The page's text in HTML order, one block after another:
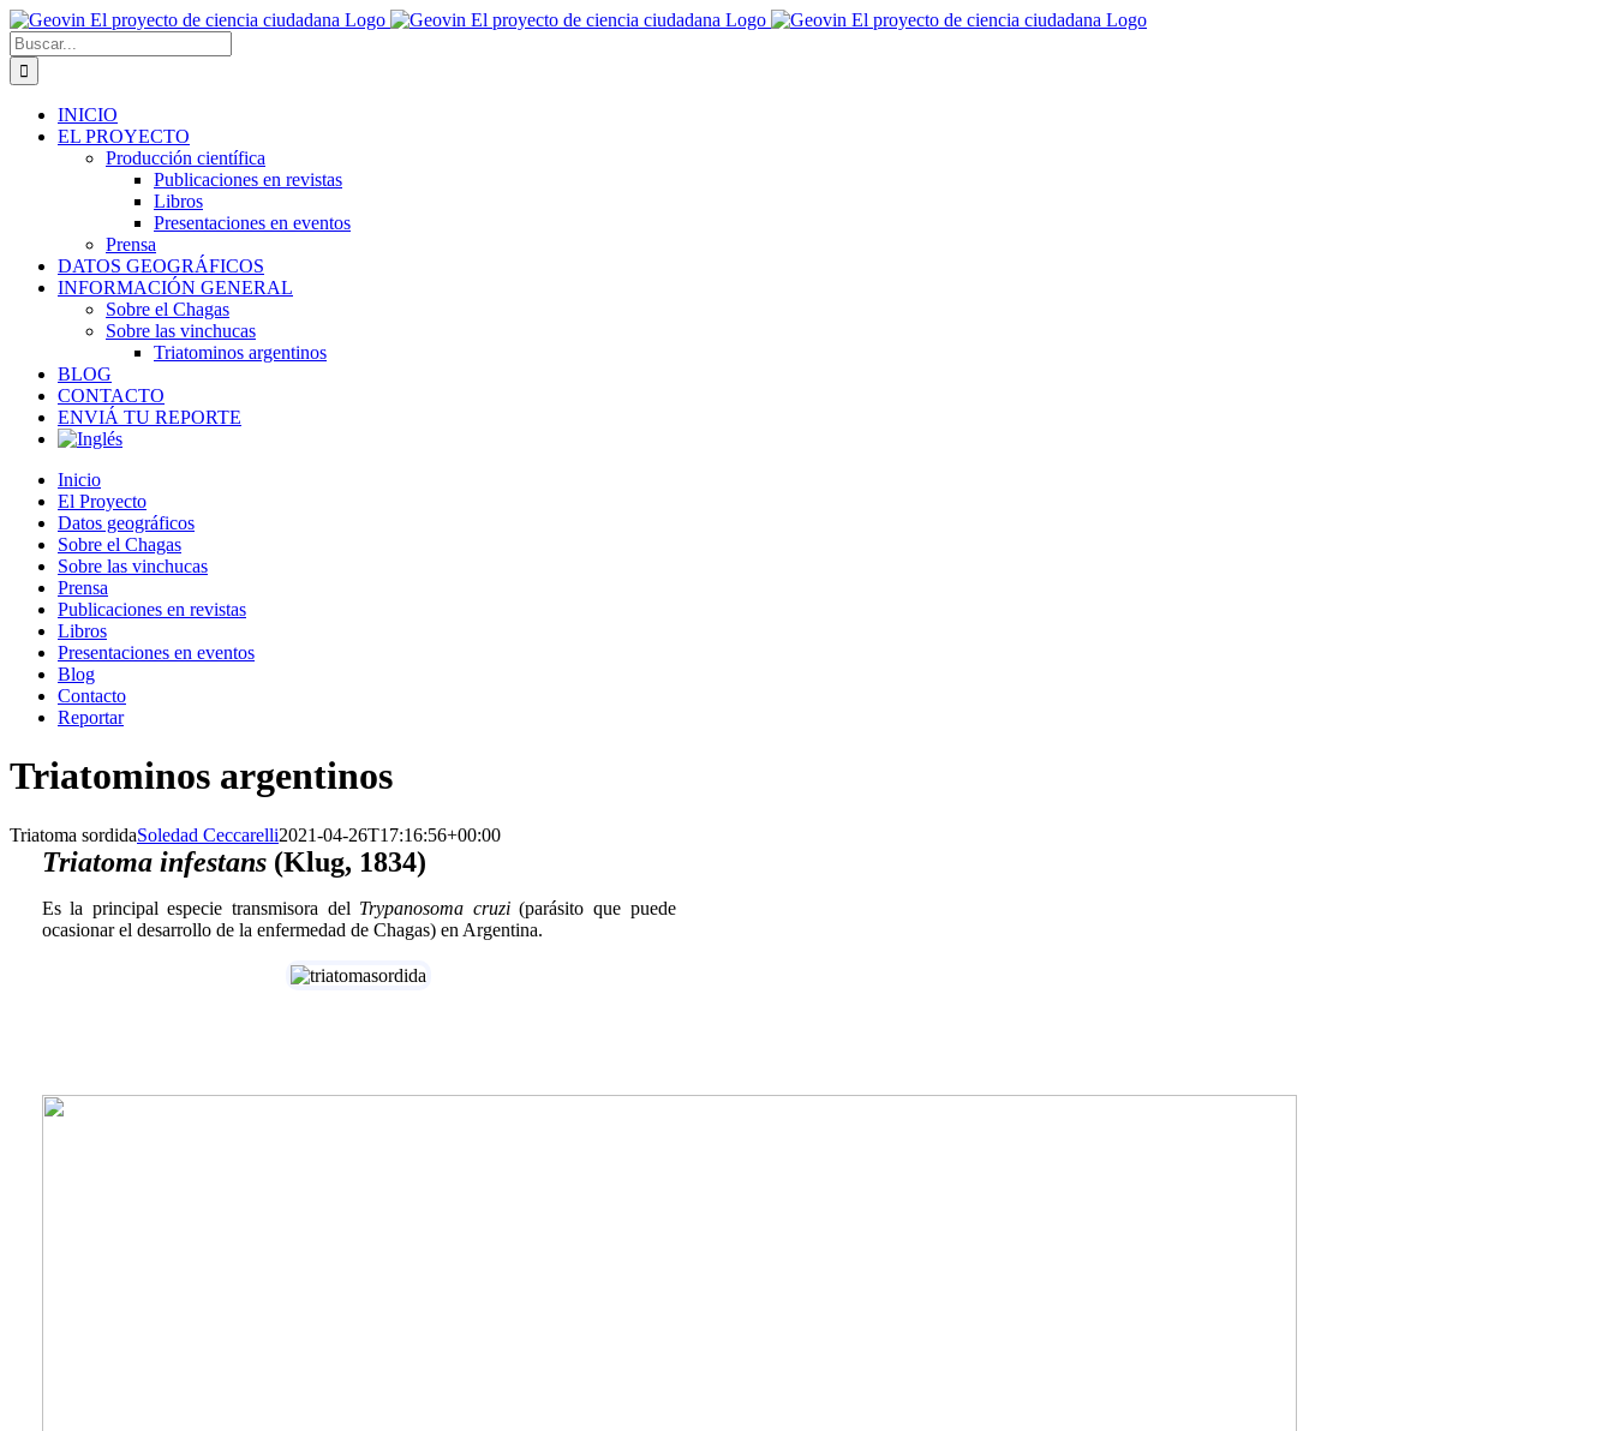
Saltar
al
contenido
Buscar:
INICIO
EL PROYECTO
Producción científica
Publicaciones en revistas
Libros
Presentaciones en eventos
Prensa
DATOS GEOGRÁFICOS
INFORMACIÓN GENERAL
Sobre el Chagas
Sobre las vinchucas
Triatominos argentinos
BLOG
CONTACTO
ENVIÁ TU REPORTE
Inicio
El Proyecto
Datos geográficos
Sobre el Chagas
Sobre las vinchucas
Prensa
Publicaciones en revistas
Libros
Presentaciones en eventos
Blog
Contacto
Reportar
Triatominos argentinos
Triatoma sordidaSoledad Ceccarelli2021-04-26T17:16:56+00:00
Triatoma infestans(Klug, 1834)
Es la principal especie transmisora del Trypanosoma cruzi(parásito que puede
ocasionar el desarrollo de la enfermedad de Chagas) en Argentina.